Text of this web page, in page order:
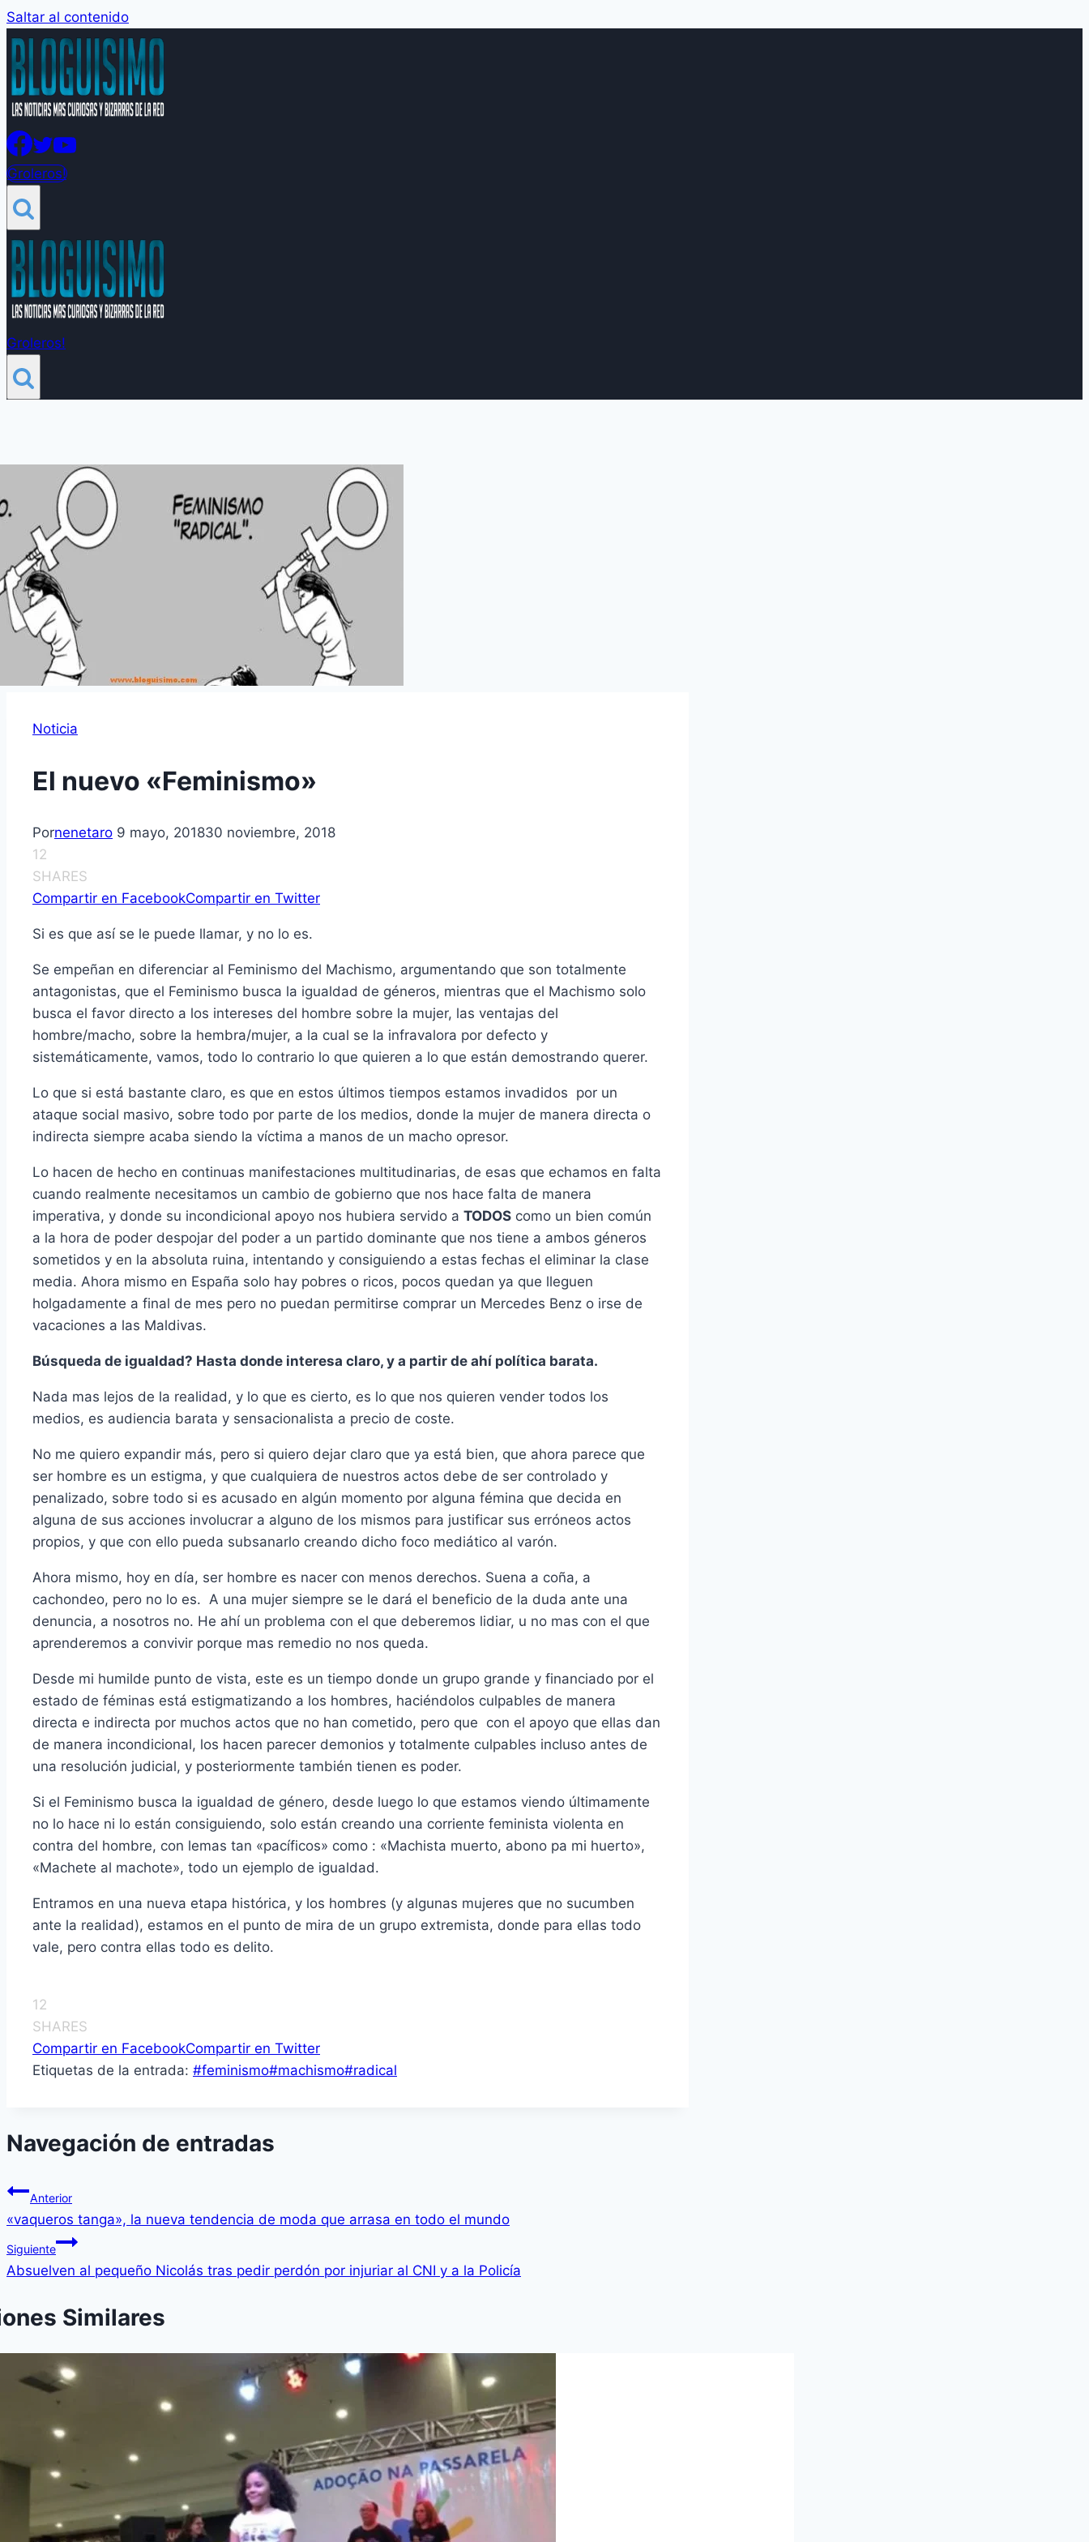
Saltar al contenido
Groleros!
Groleros!
Noticia
El nuevo «Feminismo»
Pornenetaro 9 mayo, 201830 noviembre, 2018
12
SHARES
Compartir en FacebookCompartir en Twitter
Si es que así se le puede llamar, y no lo es.
Se empeñan en diferenciar al Feminismo del Machismo, argumentando que son totalmente
antagonistas, que el Feminismo busca la igualdad de géneros, mientras que el Machismo solo
busca el favor directo a los intereses del hombre sobre la mujer, las ventajas del
hombre/macho, sobre la hembra/mujer, a la cual se la infravalora por defecto y
sistemáticamente, vamos, todo lo contrario lo que quieren a lo que están demostrando querer.
Lo que si está bastante claro, es que en estos últimos tiempos estamos invadidos por un
ataque social masivo, sobre todo por parte de los medios, donde la mujer de manera directa o
indirecta siempre acaba siendo la víctima a manos de un macho opresor.
Lo hacen de hecho en continuas manifestaciones multitudinarias, de esas que echamos en falta
cuando realmente necesitamos un cambio de gobierno que nos hace falta de manera
imperativa, y donde su incondicional apoyo nos hubiera servido a TODOS como un bien común
a la hora de poder despojar del poder a un partido dominante que nos tiene a ambos géneros
sometidos y en la absoluta ruina, intentando y consiguiendo a estas fechas el eliminar la clase
media. Ahora mismo en España solo hay pobres o ricos, pocos quedan ya que lleguen
holgadamente a final de mes pero no puedan permitirse comprar un Mercedes Benz o irse de
vacaciones a las Maldivas.
Búsqueda de igualdad? Hasta donde interesa claro, y a partir de ahí política barata.
Nada mas lejos de la realidad, y lo que es cierto, es lo que nos quieren vender todos los
medios, es audiencia barata y sensacionalista a precio de coste.
No me quiero expandir más, pero si quiero dejar claro que ya está bien, que ahora parece que
ser hombre es un estigma, y que cualquiera de nuestros actos debe de ser controlado y
penalizado, sobre todo si es acusado en algún momento por alguna fémina que decida en
alguna de sus acciones involucrar a alguno de los mismos para justificar sus erróneos actos
propios, y que con ello pueda subsanarlo creando dicho foco mediático al varón.
Ahora mismo, hoy en día, ser hombre es nacer con menos derechos. Suena a coña, a
cachondeo, pero no lo es. A una mujer siempre se le dará el beneficio de la duda ante una
denuncia, a nosotros no. He ahí un problema con el que deberemos lidiar, u no mas con el que
aprenderemos a convivir porque mas remedio no nos queda.
Desde mi humilde punto de vista, este es un tiempo donde un grupo grande y financiado por el
estado de féminas está estigmatizando a los hombres, haciéndolos culpables de manera
directa e indirecta por muchos actos que no han cometido, pero que con el apoyo que ellas dan
de manera incondicional, los hacen parecer demonios y totalmente culpables incluso antes de
una resolución judicial, y posteriormente también tienen es poder.
Si el Feminismo busca la igualdad de género, desde luego lo que estamos viendo últimamente
no lo hace ni lo están consiguiendo, solo están creando una corriente feminista violenta en
contra del hombre, con lemas tan «pacíficos» como : «Machista muerto, abono pa mi huerto»,
«Machete al machote», todo un ejemplo de igualdad.
Entramos en una nueva etapa histórica, y los hombres (y algunas mujeres que no sucumben
ante la realidad), estamos en el punto de mira de un grupo extremista, donde para ellas todo
vale, pero contra ellas todo es delito.
12
SHARES
Compartir en FacebookCompartir en Twitter
Etiquetas de la entrada: #feminismo#machismo#radical
Navegación de entradas
Anterior
«vaqueros tanga», la nueva tendencia de moda que arrasa en todo el mundo
Siguiente
Absuelven al pequeño Nicolás tras pedir perdón por injuriar al CNI y a la Policía
Similares